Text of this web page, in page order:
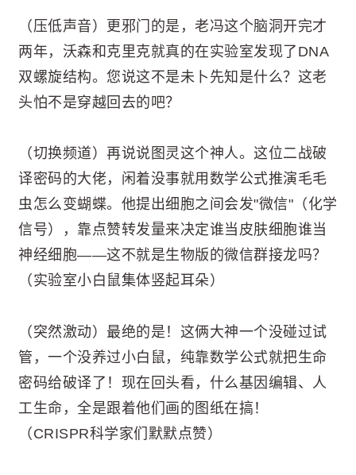
（压低声音）更邪门的是，老冯这个脑洞开完才
两年，沃森和克里克就真的在实验室发现了DNA
双螺旋结构。您说这不是未卜先知是什么？这老
头怕不是穿越回去的吧？
（切换频道）再说说图灵这个神人。这位二战破
译密码的大佬，闲着没事就用数学公式推演毛毛
虫怎么变蝴蝶。他提出细胞之间会发"微信"（化学
信号），靠点赞转发量来决定谁当皮肤细胞谁当
神经细胞——这不就是生物版的微信群接龙吗？
（实验室小白鼠集体竖起耳朵）
（突然激动）最绝的是！这俩大神一个没碰过试
管，一个没养过小白鼠，纯靠数学公式就把生命
密码给破译了！现在回头看，什么基因编辑、人
工生命，全是跟着他们画的图纸在搞！
（CRISPR科学家们默默点赞）